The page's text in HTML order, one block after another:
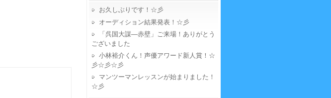
お久しぶりです！☆彡
オーディション結果発表！☆彡
「呉国大謀―赤壁」ご来場！ありがとう
ございました
小林裕介くん！声優アワード新人賞！☆
彡☆彡☆彡
マンツーマンレッスンが始まりました！
☆彡